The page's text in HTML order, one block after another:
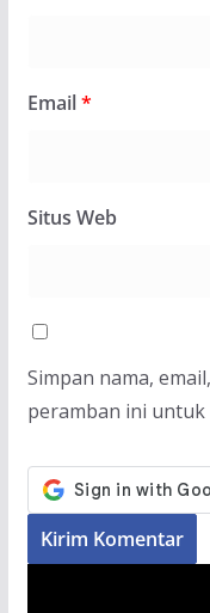
Email*
Situs Web
Simpan nama,
peramban ini